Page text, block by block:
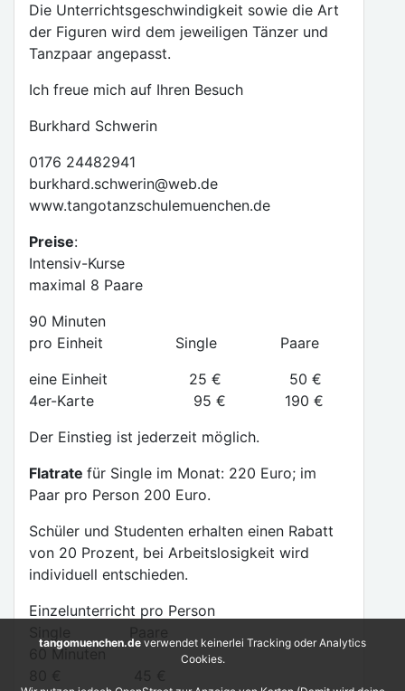
Die Unterrichtsgeschwindigkeit sowie die Art
der Figuren wird dem jeweiligen Tänzer und
Tanzpaar angepasst.
Ich freue mich auf Ihren Besuch
Burkhard Schwerin
0176 24482941
burkhard.schwerin@web.de
www.tangotanzschulemuenchen.de
Preise:
Intensiv-Kurse
maximal 8 Paare
90 Minuten
pro Einheit Single Paare
eine Einheit 25 € 50 €
4er-Karte 95 € 190 €
Der Einstieg ist jederzeit möglich.
Flatrate für Single im Monat: 220 Euro; im
Paar pro Person 200 Euro.
Schüler und Studenten erhalten einen Rabatt
von 20 Prozent, bei Arbeitslosigkeit wird
individuell entschieden.
Einzelunterricht pro Person
60 Minuten
tangomuenchen.de verwendet keinerlei Tracking oder Analytics
Cookies.